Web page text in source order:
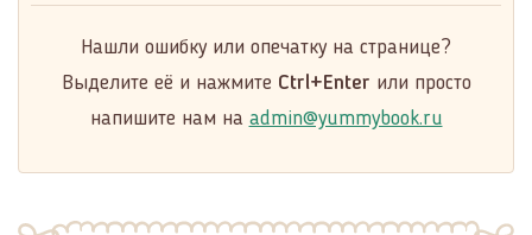
Нашли ошибку или опечатку на странице?
Выделите её и нажмите Ctrl+Enter или просто
напишите нам на admin@yummybook.ru